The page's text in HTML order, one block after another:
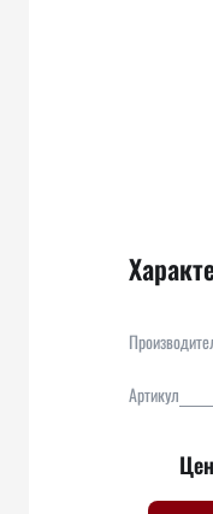
Артикул